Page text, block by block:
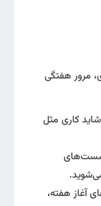
مرور هفتگی
کاری مثل
آغاز هفته،